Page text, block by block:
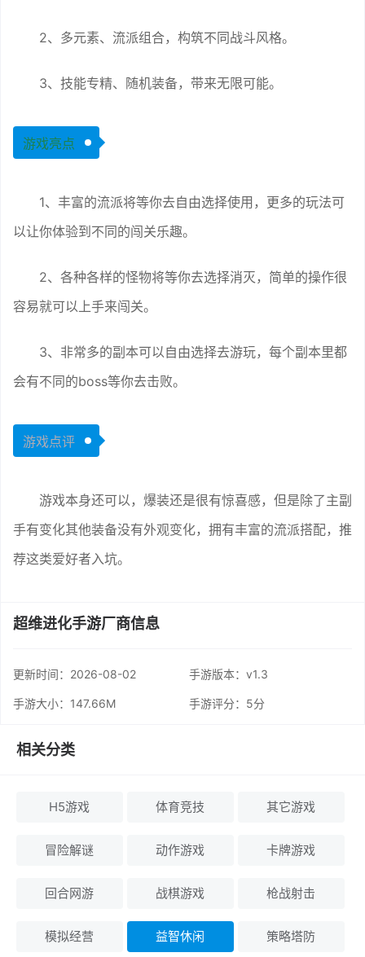
2、多元素、流派组合，构筑不同战斗风格。
3、技能专精、随机装备，带来无限可能。
游戏亮点
1、丰富的流派将等你去自由选择使用，更多的玩法可
以让你体验到不同的闯关乐趣。
2、各种各样的怪物将等你去选择消灭，简单的操作很
容易就可以上手来闯关。
3、非常多的副本可以自由选择去游玩，每个副本里都
会有不同的boss等你去击败。
游戏点评
游戏本身还可以，爆装还是很有惊喜感，但是除了主副
手有变化其他装备没有外观变化，拥有丰富的流派搭配，推
荐这类爱好者入坑。
超维进化手游厂商信息
更新时间： 2026-08-02 手游版本：v1.3
手游大小：147.66M 手游评分： 5分
相关分类
H5游戏 体育竞技 其它游戏
冒险解谜 动作游戏 卡牌游戏
回合网游 战棋游戏 枪战射击
模拟经营 益智休闲 策略塔防